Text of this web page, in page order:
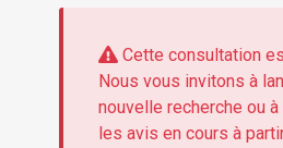
pour la chambre de métiers
hauts-de-franceCette consultation
Nous vous invitons à
nouvelle recherche ou
les avis en cours à